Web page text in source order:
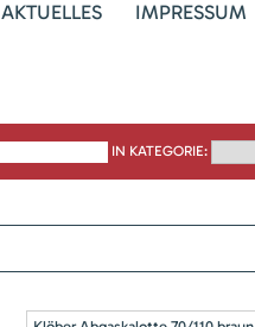
AKTUELLES IMPRESSUM
IN KATEGORIE: